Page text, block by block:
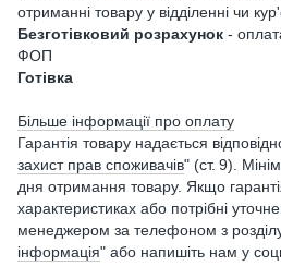
отриманні товару у відділенні чи
Безготівковий розрахунок -
ФОП
Готівка
Більше інформації про оплату
Гарантія товару надається
захист прав споживачів" (ст. 9).
дня отримання товару. Якщо
характеристиках або потрібні
менеджером за телефоном з
інформація" або напишіть нам у